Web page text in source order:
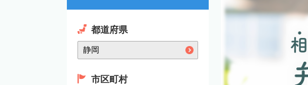
都道府県
市区町村